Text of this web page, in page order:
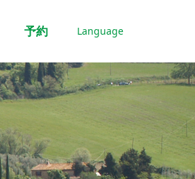
予約 Language